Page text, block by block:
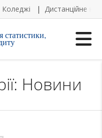
Коледжі Дистанційне
статистики,
Новини